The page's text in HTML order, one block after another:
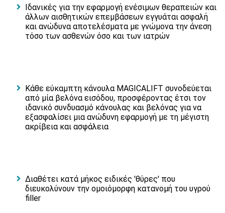
Ιδανικές για την εφαρμογή ενέσιμων θεραπειών και
άλλων αισθητικών επεμβάσεων εγγυάται ασφαλή
και ανώδυνα αποτελέσματα με γνώμονα την άνεση
τόσο των ασθενών όσο και των ιατρών
Κάθε εύκαμπτη κάνουλα MAGICALIFT συνοδεύεται
από μία βελόνα εισόδου, προσφέροντας έτσι τον
ιδανικό συνδυασμό κάνουλας και βελόνας για να
εξασφαλίσει μια ανώδυνη εφαρμογή με τη μέγιστη
ακρίβεια και ασφάλεια
Διαθέτει κατά μήκος ειδικές 'θύρες' που
διευκολύνουν την ομοιόμορφη κατανομή του υγρού
filler